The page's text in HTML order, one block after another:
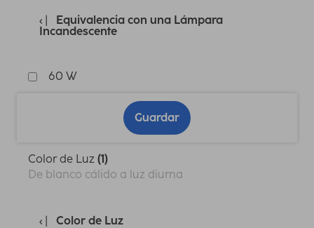
Equivalencia con una Lámpara
Incandescente
60 W
Guardar
Color de Luz (1)
De blanco cálido a luz diurna
Color de Luz